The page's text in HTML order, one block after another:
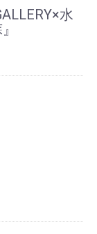
水